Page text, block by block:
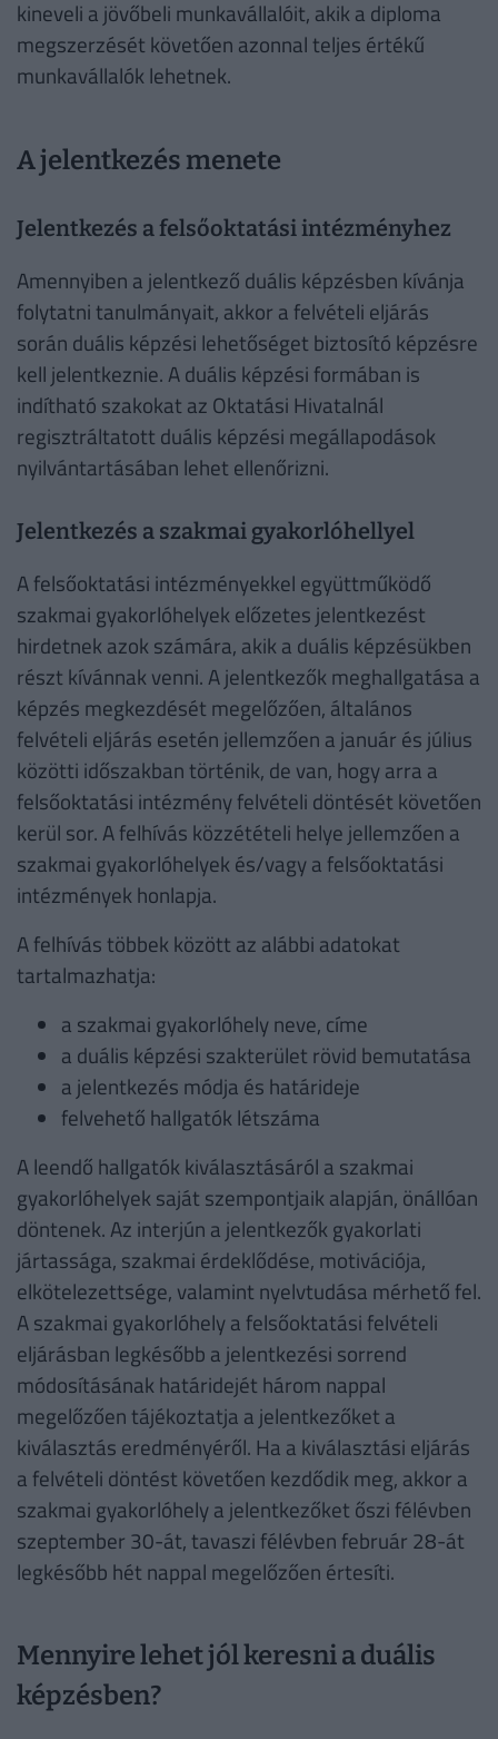
kineveli a jövőbeli munkavállalóit, akik a diploma
megszerzését követően azonnal teljes értékű
munkavállalók lehetnek.
A jelentkezés menete
Jelentkezés a felsőoktatási intézményhez
Amennyiben a jelentkező duális képzésben kívánja
folytatni tanulmányait, akkor a felvételi eljárás
során duális képzési lehetőséget biztosító képzésre
kell jelentkeznie. A duális képzési formában is
indítható szakokat az Oktatási Hivatalnál
regisztráltatott duális képzési megállapodások
nyilvántartásában lehet ellenőrizni.
Jelentkezés a szakmai gyakorlóhellyel
A felsőoktatási intézményekkel együttműködő
szakmai gyakorlóhelyek előzetes jelentkezést
hirdetnek azok számára, akik a duális képzésükben
részt kívánnak venni. A jelentkezők meghallgatása a
képzés megkezdését megelőzően, általános
felvételi eljárás esetén jellemzően a január és július
közötti időszakban történik, de van, hogy arra a
felsőoktatási intézmény felvételi döntését követően
kerül sor. A felhívás közzétételi helye jellemzően a
szakmai gyakorlóhelyek és/vagy a felsőoktatási
intézmények honlapja.
A felhívás többek között az alábbi adatokat
tartalmazhatja:
a szakmai gyakorlóhely neve, címe
a duális képzési szakterület rövid bemutatása
a jelentkezés módja és határideje
felvehető hallgatók létszáma
A leendő hallgatók kiválasztásáról a szakmai
gyakorlóhelyek saját szempontjaik alapján, önállóan
döntenek. Az interjún a jelentkezők gyakorlati
jártassága, szakmai érdeklődése, motivációja,
elkötelezettsége, valamint nyelvtudása mérhető fel.
A szakmai gyakorlóhely a felsőoktatási felvételi
eljárásban legkésőbb a jelentkezési sorrend
módosításának határidejét három nappal
megelőzően tájékoztatja a jelentkezőket a
kiválasztás eredményéről. Ha a kiválasztási eljárás
a felvételi döntést követően kezdődik meg, akkor a
szakmai gyakorlóhely a jelentkezőket őszi félévben
szeptember 30-át, tavaszi félévben február 28-át
legkésőbb hét nappal megelőzően értesíti.
Mennyire lehet jól keresni a duális
képzésben?